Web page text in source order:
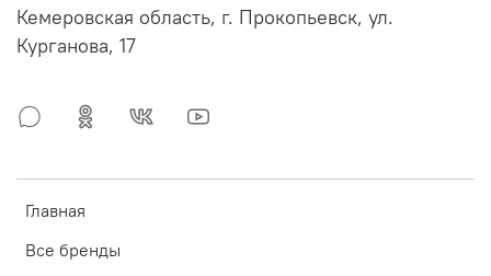
Главная
Все бренды
Кемеровская область, г. Прокопьевск, ул.
Курганова, 17